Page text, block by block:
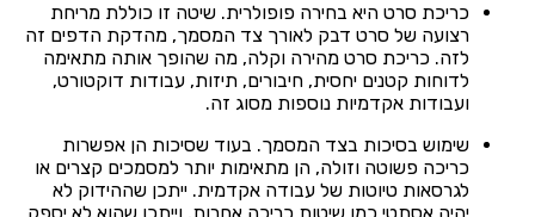
כריכת סרט היא בחירה פופולרית. שיטה זו כוללת מריחת
רצועה של סרט דבק לאורך צד המסמך, מהדקת הדפים זה
לזה. כריכת סרט מהירה וקלה, מה שהופך אותה מתאימה
לדוחות קטנים יחסית, חיבורים, תיזות, עבודות דוקטורט,
ועבודות אקדמיות נוספות מסוג זה.
שימוש בסיכות בצד המסמך. בעוד שסיכות הן אפשרות
כריכה פשוטה וזולה, הן מתאימות יותר למסמכים קצרים או
לגרסאות טיוטות של עבודה אקדמית. ייתכן שההידוק לא